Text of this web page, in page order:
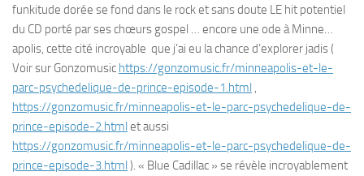
funkitude dorée se fond dans le rock et sans doute LE hit potentiel
du CD porté par ses chœurs gospel … encore une ode à Minne…
apolis, cette cité incroyable que j’ai eu la chance d’explorer jadis (
Voir sur Gonzomusic https://gonzomusic.fr/minneapolis-et-le-
parc-psychedelique-de-prince-episode-1.html ,
https://gonzomusic.fr/minneapolis-et-le-parc-psychedelique-de-
prince-episode-2.html et aussi
https://gonzomusic.fr/minneapolis-et-le-parc-psychedelique-de-
prince-episode-3.html ). « Blue Cadillac » se révèle incroyablement